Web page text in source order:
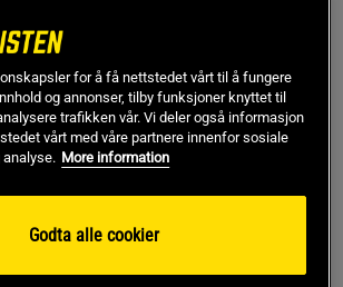
kr Gratis retur
Rings til styrketrening av overkroppen!
for å få nettstedet vårt til å fungere
og annonser, tilby funksjoner knyttet til
trafikken vår. Vi deler også informasjon
vårt med våre partnere innenfor sosiale
analyse. More information
Godta alle cookier